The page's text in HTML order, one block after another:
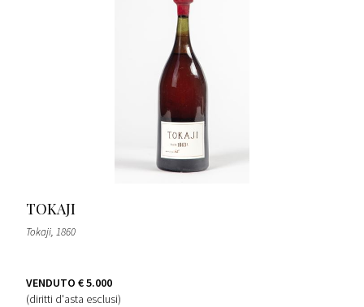
TOKAJI
Tokaji, 1860
VENDUTO € 5.000
(diritti d'asta esclusi)